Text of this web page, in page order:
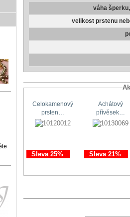
váha
velikost prstenu
Celokamenový
prsten…
Sleva 25%
Achátový
přívěsek…
Sleva 21%